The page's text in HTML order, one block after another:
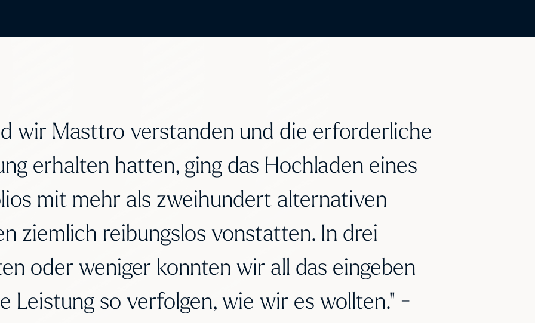
wir Masttro verstanden und die erforderliche
erhalten hatten, ging das Hochladen eines
mit mehr als zweihundert alternativen
ziemlich reibungslos vonstatten. In drei
oder weniger konnten wir all das eingeben
Leistung so verfolgen, wie wir es wollten." -